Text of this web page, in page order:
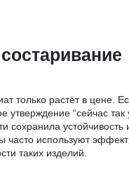
только растёт в цене.
утверждение “сейчас
сохранила
часто используют
таких изделий.